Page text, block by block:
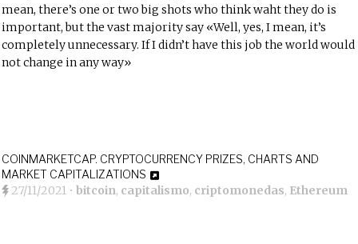
mean, there’s one or two big shots who think waht they do is
important, but the vast majority say «Well, yes, I mean, it’s
completely unnecessary. If I didn’t have this job the world would
not change in any way»
COINMARKETCAP. CRYPTOCURRENCY PRIZES, CHARTS AND
MARKET CAPITALIZATIONS
27/11/2021 •bitcoin, capitalismo, criptomonedas, Ethereum